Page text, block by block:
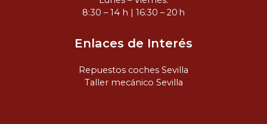
8:30 – 14 h | 16:30 – 20 h
Enlaces de Interés
Repuestos coches Sevilla
Taller mecánico Sevilla